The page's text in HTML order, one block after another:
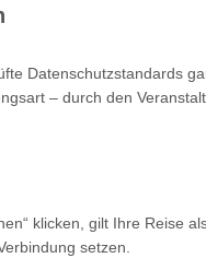
Datenschutzstandards
– durch den
klicken, gilt Ihre Reise
setzen.